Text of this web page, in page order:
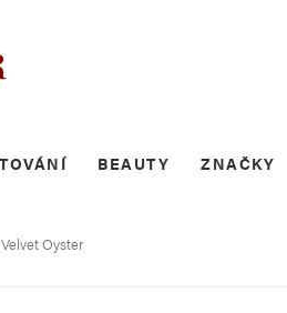
BEAUTY ZNAČKY
Velvet Oyster